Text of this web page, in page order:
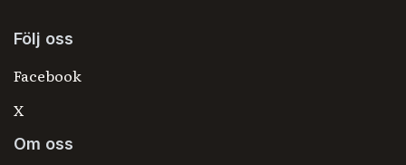
Följ oss
Facebook
X
Om oss